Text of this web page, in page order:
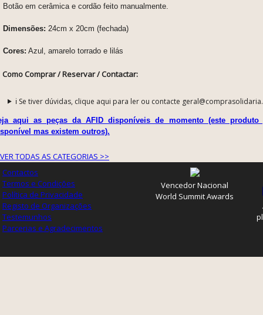
Botão em cerâmica e cordão feito manualmente.
Dimensões: 24cm x 20cm (fechada)
Cores: Azul, amarelo torrado e lilás
Como Comprar / Reservar / Contactar:
ℹ️ Se tiver dúvidas, clique aqui para ler ou contacte
aqui as peças da AFID disponíveis de momento (este
mas existem outros).
VER TODAS AS CATEGORIAS >>
Contactos
Termos e Condições
Política de Privacidade
Registo de Organizações
Testemunhos
Parcerias e Agradecimentos
Vencedor Nacional
World Summit Awards